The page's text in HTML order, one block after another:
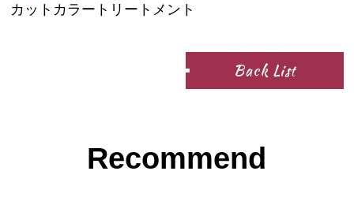
カットカラートリートメント
Back List
Recommend